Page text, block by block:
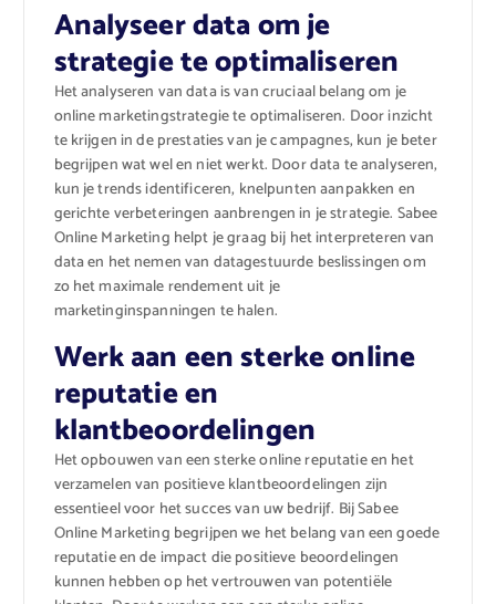
Analyseer data om je
strategie te optimaliseren
Het analyseren van data is van cruciaal belang om je
online marketingstrategie te optimaliseren. Door inzicht
te krijgen in de prestaties van je campagnes, kun je beter
begrijpen wat wel en niet werkt. Door data te analyseren,
kun je trends identificeren, knelpunten aanpakken en
gerichte verbeteringen aanbrengen in je strategie. Sabee
Online Marketing helpt je graag bij het interpreteren van
data en het nemen van datagestuurde beslissingen om
zo het maximale rendement uit je
marketinginspanningen te halen.
Werk aan een sterke online
reputatie en
klantbeoordelingen
Het opbouwen van een sterke online reputatie en het
verzamelen van positieve klantbeoordelingen zijn
essentieel voor het succes van uw bedrijf. Bij Sabee
Online Marketing begrijpen we het belang van een goede
reputatie en de impact die positieve beoordelingen
kunnen hebben op het vertrouwen van potentiële